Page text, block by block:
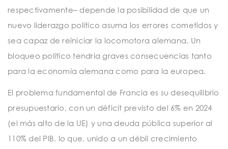
respectivamente– depende la posibilidad de que un
nuevo liderazgo político asuma los errores cometidos y
sea capaz de reiniciar la locomotora alemana. Un
bloqueo político tendría graves consecuencias tanto
para la economía alemana como para la europea.
El problema fundamental de Francia es su desequilibrio
presupuestario, con un déficit previsto del 6% en 2024
(el más alto de la UE) y una deuda pública superior al
110% del PIB, lo que, unido a un débil crecimiento